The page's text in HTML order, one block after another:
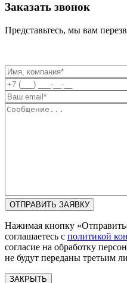
Заказать звонок
Представьтесь, мы вам
Нажимая кнопку
соглашаетесь с политикой
согласие на обработку
не будут переданы третьим
ЗАКРЫТЬ